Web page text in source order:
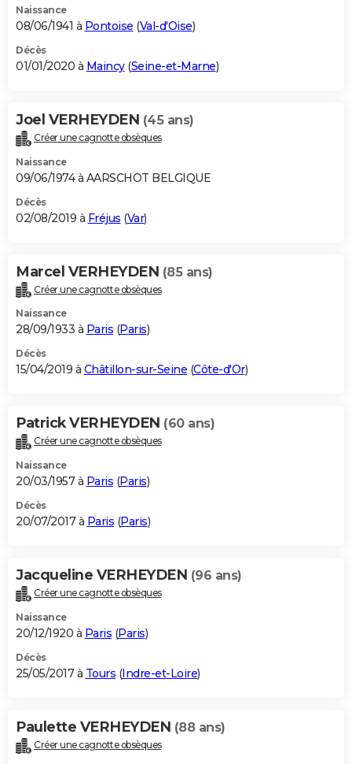
Naissance
08/06/1941 à Pontoise (Val-d'Oise)
Décès
01/01/2020 à Maincy(Seine-et-Marne)
Joel VERHEYDEN (45 ans)
Créer une cagnotte obsèques
Naissance
09/06/1974 à AARSCHOT BELGIQUE
Décès
02/08/2019 à Fréjus (Var)
Marcel VERHEYDEN (85 ans)
Créer une cagnotte obsèques
Naissance
28/09/1933 à Paris (Paris)
Décès
15/04/2019 à Châtillon-sur-Seine (Côte-d'Or)
Patrick VERHEYDEN (60 ans)
Créer une cagnotte obsèques
Naissance
20/03/1957 à Paris (Paris)
Décès
20/07/2017 à Paris (Paris)
Jacqueline VERHEYDEN (96 ans)
Créer une cagnotte obsèques
Naissance
20/12/1920 à Paris (Paris)
Décès
25/05/2017 à Tours (Indre-et-Loire)
Paulette VERHEYDEN (88 ans)
Créer une cagnotte obsèques